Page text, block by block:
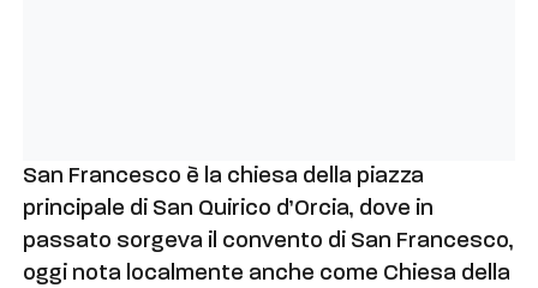
San Francesco è la chiesa della piazza
principale di San Quirico d’Orcia, dove in
passato sorgeva il convento di San Francesco,
oggi nota localmente anche come Chiesa della